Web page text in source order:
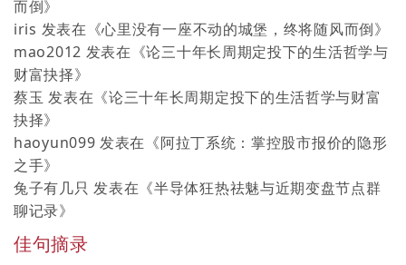
而倒》
iris 发表在《心里没有一座不动的城堡，终将随风而倒》
mao2012 发表在《论三十年长周期定投下的生活哲学与
财富抉择》
蔡玉 发表在《论三十年长周期定投下的生活哲学与财富
抉择》
haoyun099 发表在《阿拉丁系统：掌控股市报价的隐形
之手》
兔子有几只 发表在《半导体狂热祛魅与近期变盘节点群
聊记录》
佳句摘录